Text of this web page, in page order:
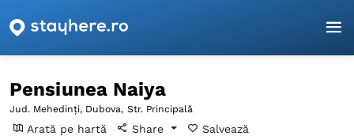
Pagina principală
Pensiunea Naiya
Jud. Mehedinți, Dubova, Str. Principală
Arată pe hartă Share Salvează